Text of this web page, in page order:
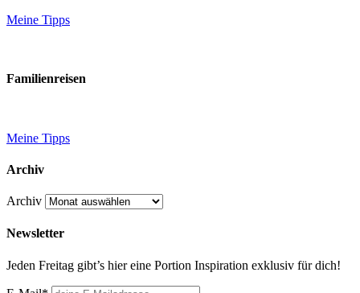
Meine Tipps
Familienreisen
Meine Tipps
Archiv
Archiv
Newsletter
Jeden Freitag gibt’s hier eine Portion Inspiration exklusiv für dich!